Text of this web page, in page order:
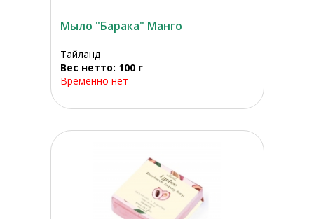
Мыло "Барака" Манго
Тайланд
Вес нетто: 100 г
Временно нет